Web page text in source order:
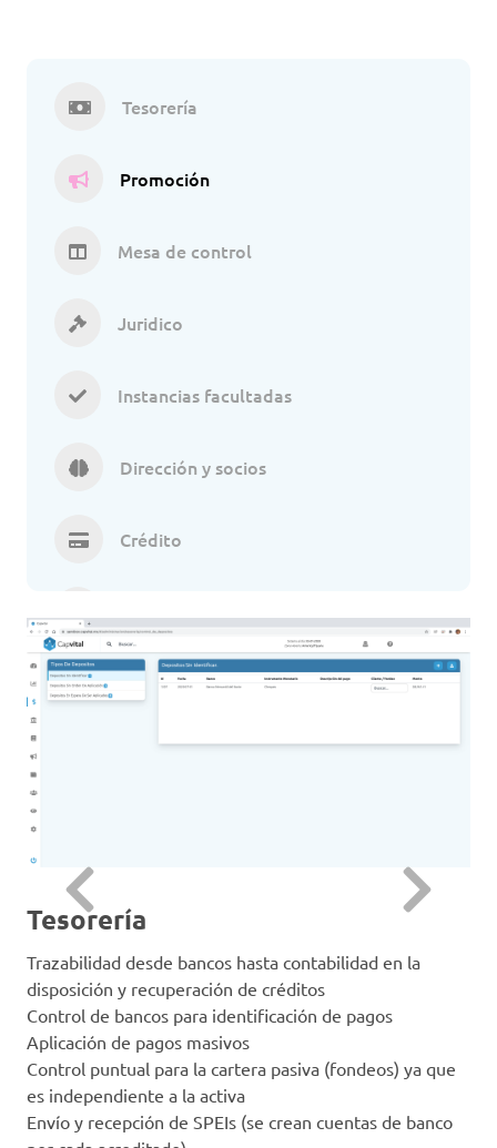
Tesorería
Promoción
Mesa de control
Juridico
Instancias facultadas
Dirección y socios
Crédito
Tesorería
Trazabilidad desde bancos hasta contabilidad en la
disposición y recuperación de créditos
Control de bancos para identificación de pagos
Aplicación de pagos masivos
Control puntual para la cartera pasiva (fondeos) ya que
es independiente a la activa
Envío y recepción de SPEIs (se crean cuentas de banco